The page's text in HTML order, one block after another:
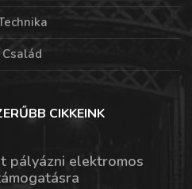
Család
CIKKEINK
pályázni elektromos